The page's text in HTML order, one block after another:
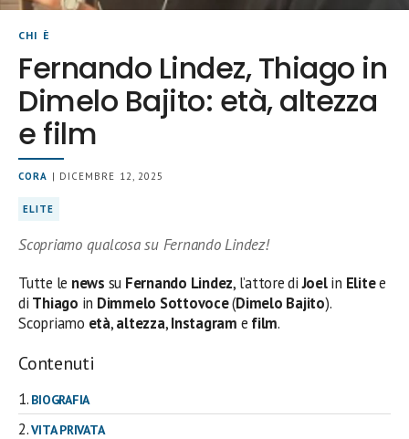
CHI È
Fernando Lindez, Thiago in
Dimelo Bajito: età, altezza
e film
CORA | DICEMBRE 12, 2025
ELITE
Scopriamo qualcosa su Fernando Lindez!
Tutte le news su Fernando Lindez, l’attore diJoelin Elitee
di Thiago in Dimmelo Sottovoce(Dimelo Bajito).
Scopriamo età,altezza,Instagram e film.
Contenuti
BIOGRAFIA
VITA PRIVATA